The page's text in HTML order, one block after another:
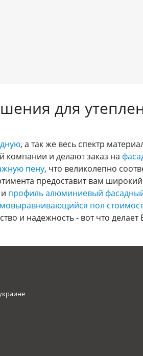
для
, а так же весь спектр
компании и делают заказ на
пену, что великолепно
предоставит вам
и профиль алюминиевый
пол
и надежность - вот что